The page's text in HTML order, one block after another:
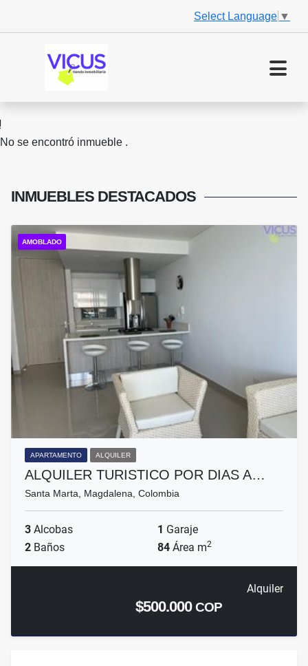
Select Language ▼
No se encontró inmueble .
INMUEBLES DESTACADOS
AMOBLADO
APARTAMENTO ALQUILER
ALQUILER TURISTICO POR DIAS A…
Santa Marta, Magdalena, Colombia
3 Alcobas 1 Garaje
2 Baños 84 Área m2
Alquiler
$500.000COP